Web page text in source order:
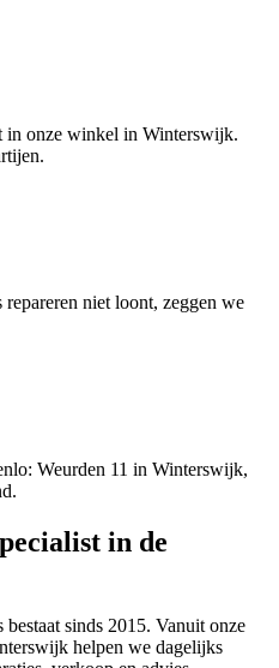
in onze winkel in Winterswijk.
niet loont, zeggen we
Weurden 11 in Winterswijk,
in de
sinds 2015. Vanuit onze
helpen we dagelijks